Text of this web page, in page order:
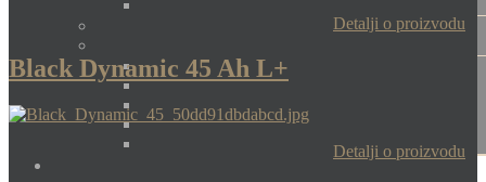
Detalji o proizvodu
Black Dynamic 45 Ah L+
Detalji o proizvodu